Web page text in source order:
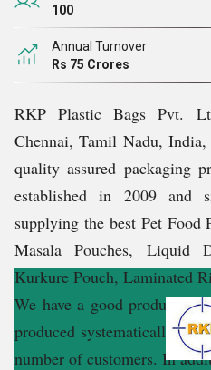
100
Annual Turnover
Rs 75 Crores
RKP Plastic Bags Pvt.
Chennai, Tamil Nadu,
quality assured packaging
established in 2009 and
supplying the best Pet Food
Masala Pouches, Liquid
Kurkure Pouch, Laminated
We have a good
produced systematically to
number of customers. In